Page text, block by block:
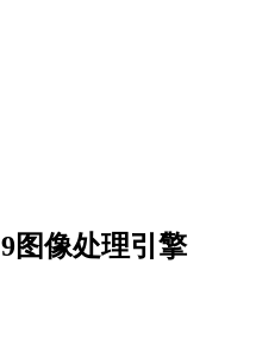
图像处理引擎